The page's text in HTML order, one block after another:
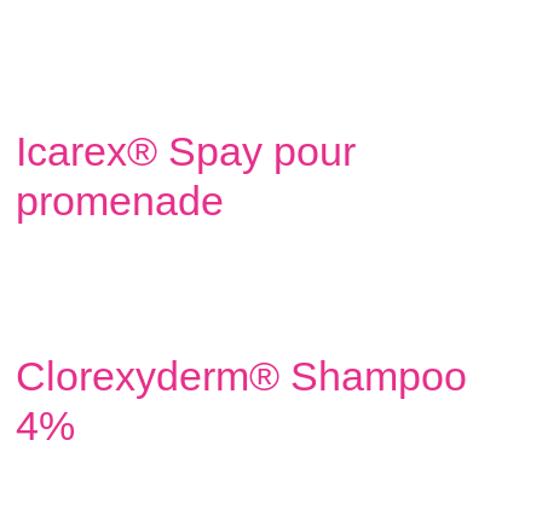
Icarex® Spay pour
promenade
Clorexyderm® Shampoo
4%